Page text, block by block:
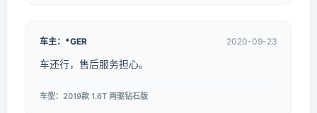
车主：*GER 2020-09-23
车还行，售后服务担心。
车型：2019款 1.6T 两驱钻石版